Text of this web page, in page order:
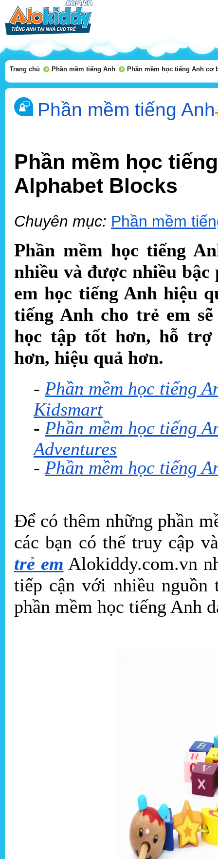
Trang chủ Phần mềm tiếng Anh Phần mềm học tiếng Anh cơ
Phần mềm tiếng Anh
Phần mềm học
Alphabet Blocks
Chuyên mục: Phần mềm
Phần mềm học tiếng
nhiều và được nhiều bậc
em học tiếng Anh hiệu
tiếng Anh cho trẻ em
học tập tốt hơn, hỗ trợ
hơn, hiệu quả hơn.
- Phần mềm học tiếng
Kidsmart
- Phần mềm học tiếng
Adventures
- Phần mềm học tiếng
Để có thêm những phần
các bạn có thể truy cập
trẻ em Alokiddy.com.vn
tiếp cận với nhiều
phần mềm học tiếng Anh